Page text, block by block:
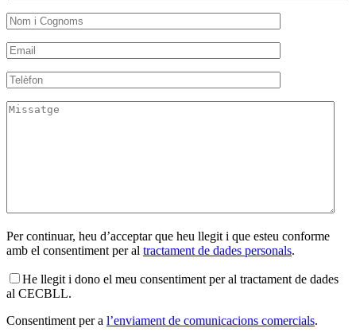
Per continuar, heu d’acceptar que heu llegit i que esteu conforme
amb el consentiment per al tractament de dades personals.
He llegit i dono el meu consentiment per al tractament de dades
al CECBLL.
Consentiment per a l’enviament de comunicacions comercials.